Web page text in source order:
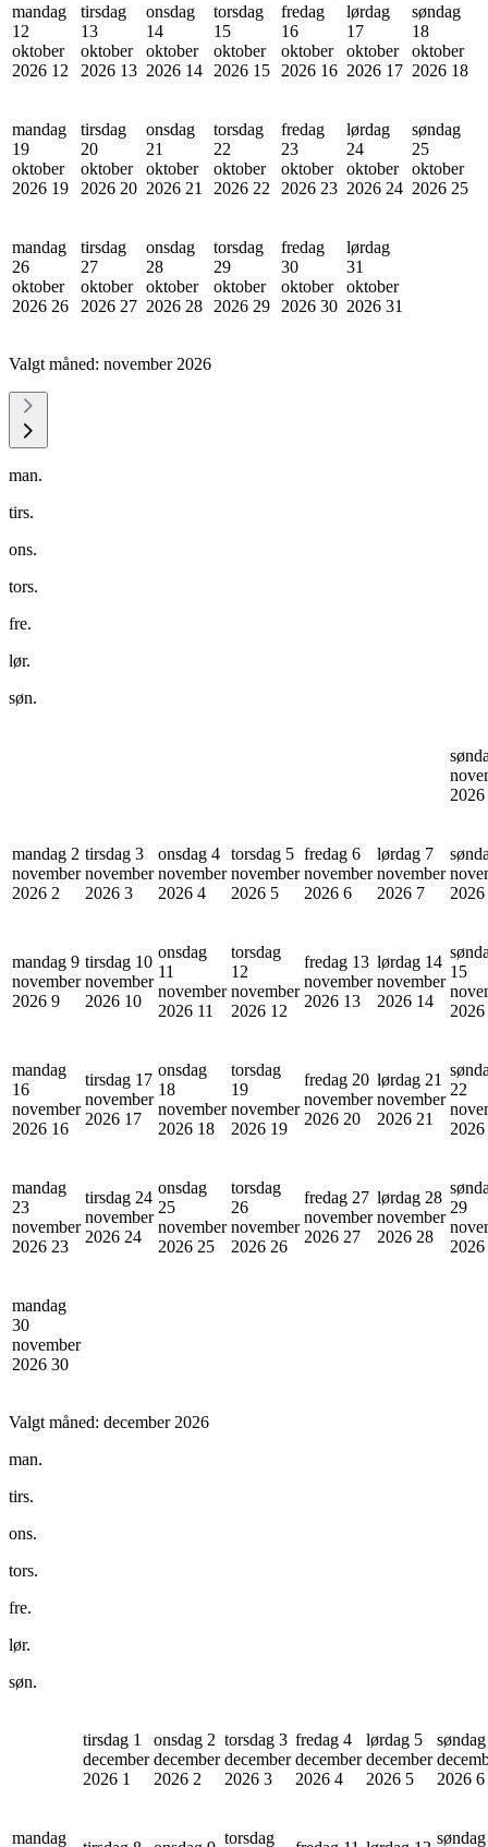
mandag
12
oktober
2026 12
tirsdag
13
oktober
2026 13
onsdag
14
oktober
2026 14
torsdag
15
oktober
2026 15
fredag
16
oktober
2026 16
lørdag
17
oktober
2026 17
søndag
18
oktober
2026 18
mandag
19
oktober
2026 19
tirsdag
20
oktober
2026 20
onsdag
21
oktober
2026 21
torsdag
22
oktober
2026 22
fredag
23
oktober
2026 23
lørdag
24
oktober
2026 24
søndag
25
oktober
2026 25
mandag
26
oktober
2026 26
tirsdag
27
oktober
2026 27
onsdag
28
oktober
2026 28
torsdag
29
oktober
2026 29
fredag
30
oktober
2026 30
lørdag
31
oktober
2026 31
Valgt måned: november 2026
man.
tirs.
ons.
tors.
fre.
lør.
søn.
2026
mandag 2
november
2026 2
tirsdag 3
november
2026 3
onsdag 4
november
2026 4
torsdag 5
november
2026 5
fredag 6
november
2026 6
lørdag 7
november
2026 7
2026
mandag 9
november
2026 9
tirsdag 10
november
2026 10
onsdag
11
november
2026 11
torsdag
12
november
2026 12
fredag 13
november
2026 13
lørdag 14
november
2026 14
15
2026
mandag
16
november
2026 16
tirsdag 17
november
2026 17
onsdag
18
november
2026 18
torsdag
19
november
2026 19
fredag 20
november
2026 20
lørdag 21
november
2026 21
22
2026
mandag
23
november
2026 23
tirsdag 24
november
2026 24
onsdag
25
november
2026 25
torsdag
26
november
2026 26
fredag 27
november
2026 27
lørdag 28
november
2026 28
29
2026
mandag
30
november
2026 30
Valgt måned: december 2026
man.
tirs.
ons.
tors.
fre.
lør.
søn.
tirsdag 1
december
2026 1
onsdag 2
december
2026 2
torsdag 3
december
2026 3
fredag 4
december
2026 4
lørdag 5
december
2026 5
2026 6
mandag torsdag søndag